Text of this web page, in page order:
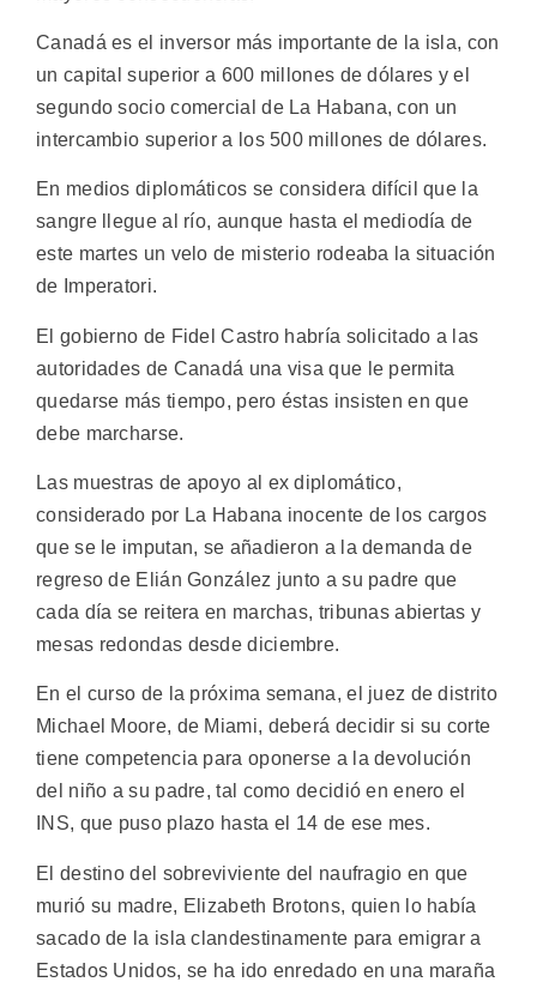
Canadá es el inversor más importante de la isla, con
un capital superior a 600 millones de dólares y el
segundo socio comercial de La Habana, con un
intercambio superior a los 500 millones de dólares.
En medios diplomáticos se considera difícil que la
sangre llegue al río, aunque hasta el mediodía de
este martes un velo de misterio rodeaba la situación
de Imperatori.
El gobierno de Fidel Castro habría solicitado a las
autoridades de Canadá una visa que le permita
quedarse más tiempo, pero éstas insisten en que
debe marcharse.
Las muestras de apoyo al ex diplomático,
considerado por La Habana inocente de los cargos
que se le imputan, se añadieron a la demanda de
regreso de Elián González junto a su padre que
cada día se reitera en marchas, tribunas abiertas y
mesas redondas desde diciembre.
En el curso de la próxima semana, el juez de distrito
Michael Moore, de Miami, deberá decidir si su corte
tiene competencia para oponerse a la devolución
del niño a su padre, tal como decidió en enero el
INS, que puso plazo hasta el 14 de ese mes.
El destino del sobreviviente del naufragio en que
murió su madre, Elizabeth Brotons, quien lo había
sacado de la isla clandestinamente para emigrar a
Estados Unidos, se ha ido enredado en una maraña